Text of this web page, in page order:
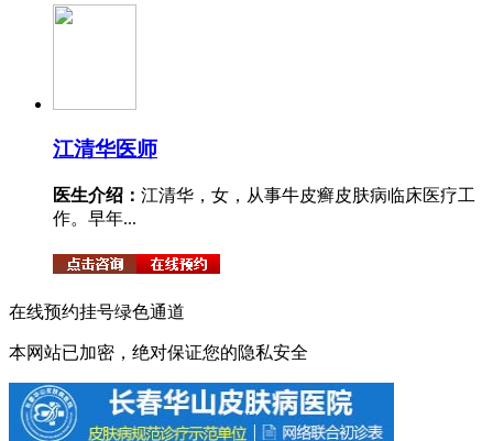
江清华医师
医生介绍： 江清华，女，从事牛皮癣皮肤病临床医疗工
作。早年...
在线预约挂号绿色通道
本网站已加密，绝对保证您的隐私安全